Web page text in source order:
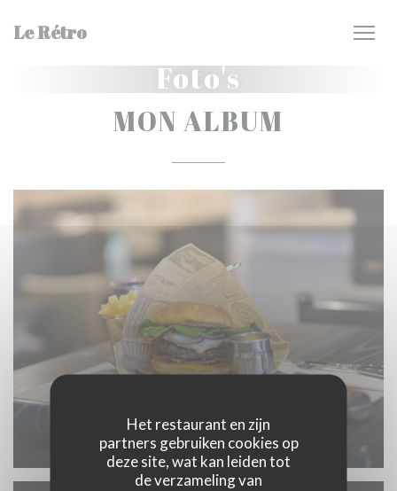
Het restaurant en zijn
partners gebruiken cookies op
deze site, wat kan leiden tot
de verzameling van
Le Rétro
Foto's
MON ALBUM